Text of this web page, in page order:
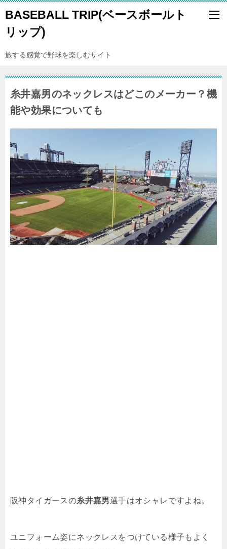
BASEBALL TRIP(ベースボールト
リップ)
旅する感覚で野球を楽しむサイト
糸井嘉男のネックレスはどこのメーカー？機
能や効果についても
阪神タイガースの糸井嘉男選手はオシャレですよね。
ユニフォーム姿にネックレスをつけている様子もよく